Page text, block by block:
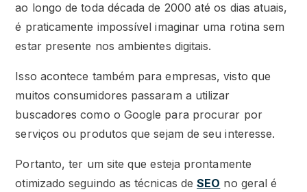
ao longo de toda década de 2000 até os dias atuais,
é praticamente impossível imaginar uma rotina sem
estar presente nos ambientes digitais.
Isso acontece também para empresas, visto que
muitos consumidores passaram a utilizar
buscadores como o Google para procurar por
serviços ou produtos que sejam de seu interesse.
Portanto, ter um site que esteja prontamente
otimizado seguindo as técnicas deSEO no geral é